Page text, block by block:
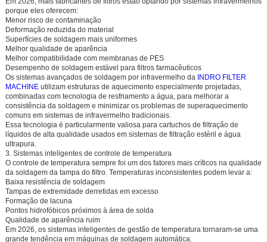
porque eles oferecem:
Menor risco de contaminação
Deformação reduzida do material
Superfícies de soldagem mais uniformes
Melhor qualidade de aparência
Melhor compatibilidade com membranas de PES
Desempenho de soldagem estável para filtros farmacêuticos
Os sistemas avançados de soldagem por infravermelho da INDRO FILTER
MACHINEutilizam estruturas de aquecimento especialmente projetadas,
combinadas com tecnologia de resfriamento a água, para melhorar a
consistência da soldagem e minimizar os problemas de superaquecimento
comuns em sistemas de infravermelho tradicionais.
Essa tecnologia é particularmente valiosa para cartuchos de filtração de
líquidos de alta qualidade usados em sistemas de filtração estéril e água
ultrapura.
3. Sistemas inteligentes de controle de temperatura
O controle de temperatura sempre foi um dos fatores mais críticos na qualidade
da soldagem da tampa do filtro. Temperaturas inconsistentes podem levar a:
Baixa resistência de soldagem
Tampas de extremidade derretidas em excesso
Formação de lacuna
Pontos hidrofóbicos próximos à área de solda
Qualidade de aparência ruim
Em 2026, os sistemas inteligentes de gestão de temperatura tornaram-se uma
grande tendência em máquinas de soldagem automática.